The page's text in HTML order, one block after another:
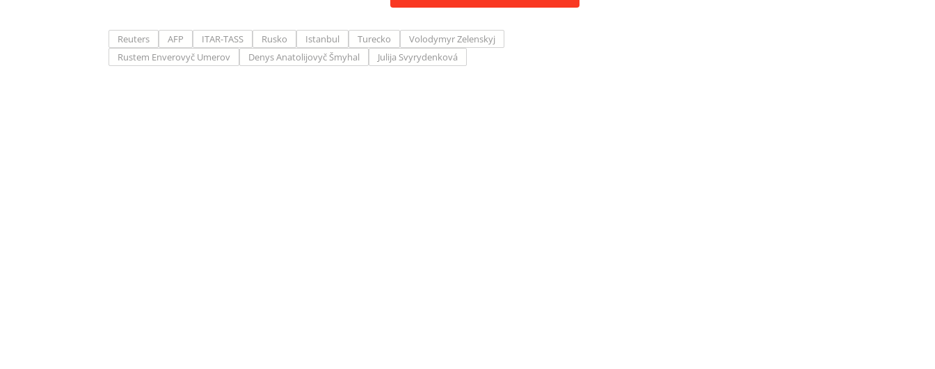
Reuters AFP ITAR-TASS Rusko Istanbul Turecko
Volodymyr Zelenskyj
Rustem Enverovyč Umerov
Denys Anatolijovyč Šmyhal Julija Svyrydenková